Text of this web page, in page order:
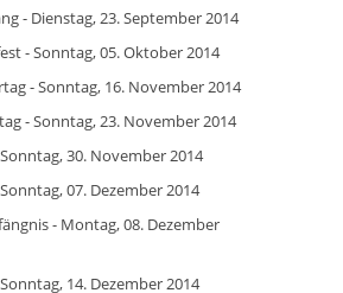
- Dienstag, 23. September 2014
- Sonntag, 05. Oktober 2014
- Sonntag, 16. November 2014
- Sonntag, 23. November 2014
30. November 2014
07. Dezember 2014
- Montag, 08. Dezember
14. Dezember 2014